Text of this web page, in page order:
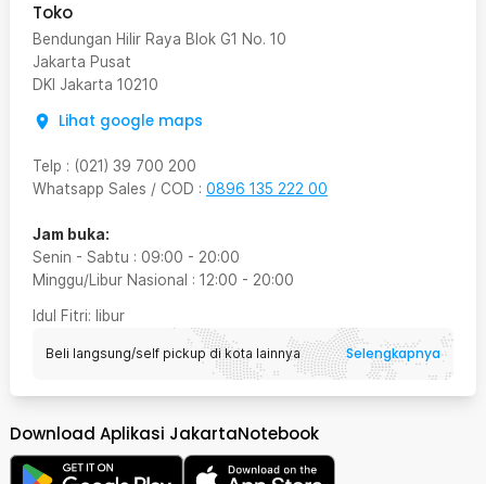
Toko
Bendungan Hilir Raya Blok G1 No. 10
Jakarta Pusat
DKI Jakarta 10210
Lihat google maps
Telp : (021) 39 700 200
Whatsapp Sales / COD : 0896 135 222 00
Jam buka:
Senin - Sabtu : 09:00 - 20:00
Minggu/Libur Nasional : 12:00 - 20:00
Idul Fitri: libur
Beli langsung/self pickup di kota lainnya Selengkapnya
Download Aplikasi JakartaNotebook